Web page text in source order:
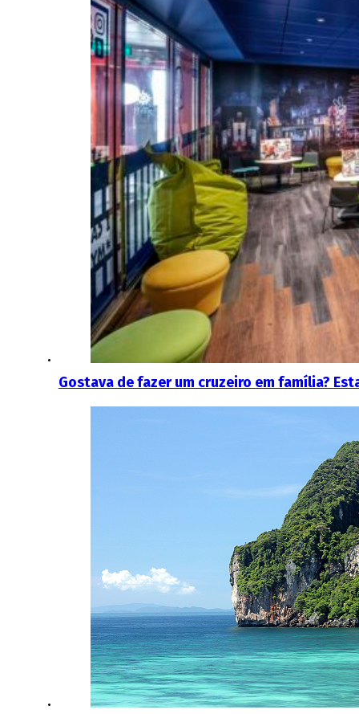
Gostava de fazer um cruzeiro em família?